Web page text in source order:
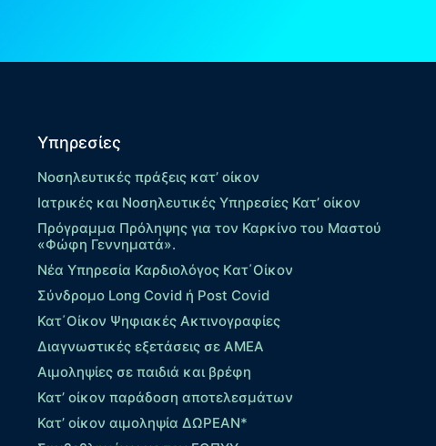
Υπηρεσίες
Νοσηλευτικές πράξεις κατ’ οίκον
Ιατρικές και Νοσηλευτικές Υπηρεσίες Κατ’ οίκον
Πρόγραμμα Πρόληψης για τον Καρκίνο του Μαστού
«Φώφη Γεννηματά».
Νέα Υπηρεσία Καρδιολόγος Kατ΄Οίκον
Σύνδρομο Long Covid ή Post Covid
Κατ΄Οίκον Ψηφιακές Ακτινογραφίες
Διαγνωστικές εξετάσεις σε ΑΜΕΑ
Αιμοληψίες σε παιδιά και βρέφη
Κατ’ οίκον παράδοση αποτελεσμάτων
Κατ’ οίκον αιμοληψία ΔΩΡΕΑΝ*